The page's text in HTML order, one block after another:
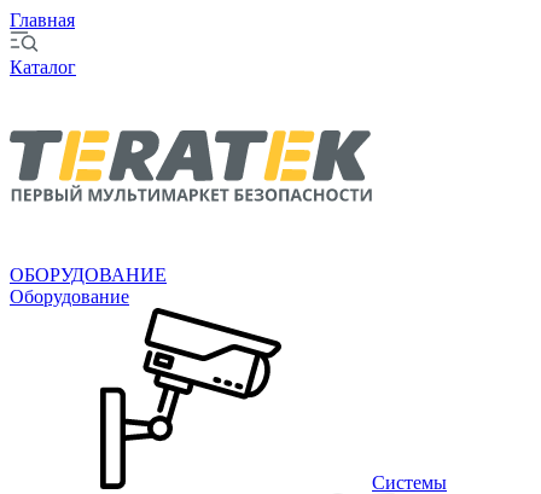
Главная
Каталог
ОБОРУДОВАНИЕ
Оборудование
Системы